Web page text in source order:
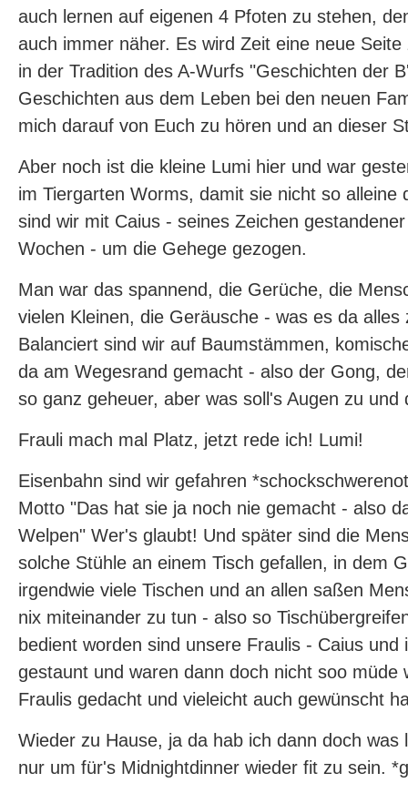
auch lernen auf eigenen 4 Pfoten zu stehen,
auch immer näher. Es wird Zeit eine neue
in der Tradition des A-Wurfs "Geschichten der
Geschichten aus dem Leben bei den neuen
mich darauf von Euch zu hören und an dieser
Aber noch ist die kleine Lumi hier und war
im Tiergarten Worms, damit sie nicht so alleine
sind wir mit Caius - seines Zeichen
Wochen - um die Gehege gezogen.
Man war das spannend, die Gerüche, die
vielen Kleinen, die Geräusche - was es da alles
Balanciert sind wir auf Baumstämmen,
da am Wegesrand gemacht - also der Gong,
so ganz geheuer, aber was soll's Augen zu und
Frauli mach mal Platz, jetzt rede ich! Lumi!
Eisenbahn sind wir gefahren
Motto "Das hat sie ja noch nie gemacht - also
Welpen" Wer's glaubt! Und später sind die
solche Stühle an einem Tisch gefallen, in dem
irgendwie viele Tischen und an allen saßen
nix miteinander zu tun - also so
bedient worden sind unsere Fraulis - Caius und
gestaunt und waren dann doch nicht soo müde
Fraulis gedacht und vieleicht auch gewünscht
Wieder zu Hause, ja da hab ich dann doch was
nur um für's Midnightdinner wieder fit zu sein.